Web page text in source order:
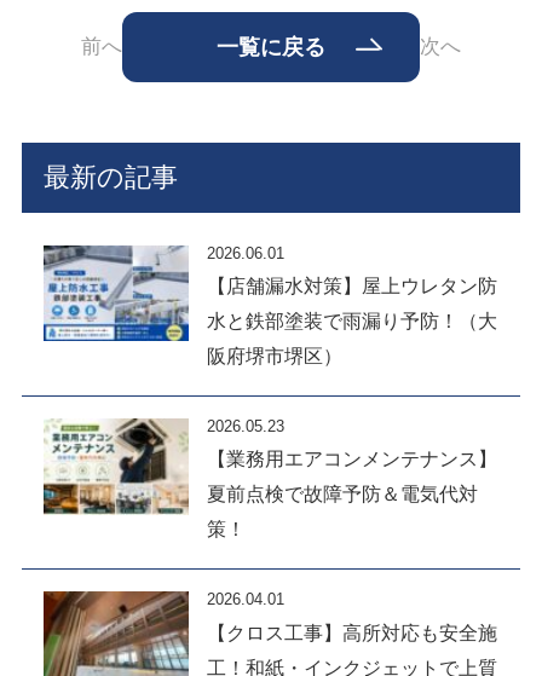
前へ 一覧に戻る 次へ
最新の記事
2026.06.01
【店舗漏水対策】屋上ウレタン防
水と鉄部塗装で雨漏り予防！（大
阪府堺市堺区）
2026.05.23
【業務用エアコンメンテナンス】
夏前点検で故障予防＆電気代対
策！
2026.04.01
【クロス工事】高所対応も安全施
工！和紙・インクジェットで上質